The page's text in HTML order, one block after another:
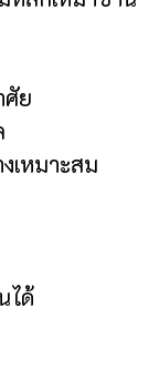
ย
เหมาะสม
ได้